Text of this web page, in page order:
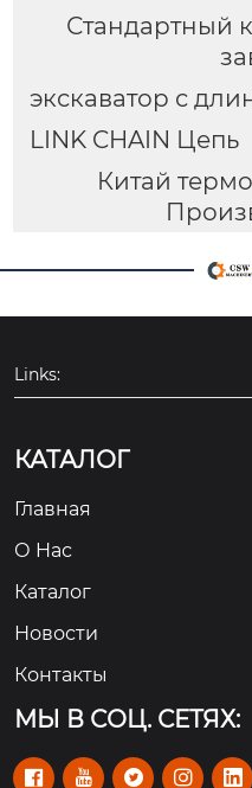
Стандартный
экскаватор с
LINK CHAIN Цепь
Китай
Links:
КАТАЛОГ
Главная
О Hас
Каталог
Новости
Контакты
МЫ В СОЦ. СЕТЯХ:
    